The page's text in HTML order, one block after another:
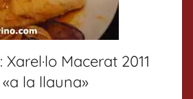
Macerat 2011
la llauna»